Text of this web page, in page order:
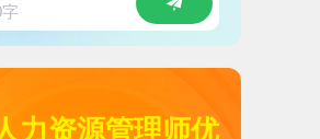
力资源管理师优